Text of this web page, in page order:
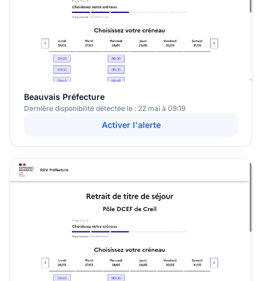
Beauvais Préfecture
Dernière disponibilité détectée le : 22 mai à 09:19
Activer l'alerte